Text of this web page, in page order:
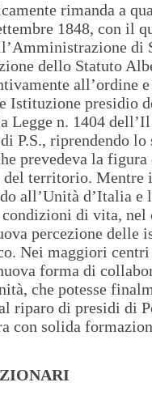
rimanda a
1848, con il
di
dello Statuto
all’ordine
Istituzione presidio
Legge n. 1404
P.S., riprendendo lo
prevedeva la
del territorio. Mentre
all’Unità d’Italia e
di vita, nel
percezione delle
Nei maggiori
forma di
che potesse
riparo di presidi di
con solida